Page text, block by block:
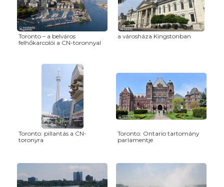
Toronto – a belváros
felhőkarcolói a CN-toronnyal
a városháza Kingstonban
Toronto: pillantás a CN-
toronyra
Toronto: Ontario tartomány
parlamentje